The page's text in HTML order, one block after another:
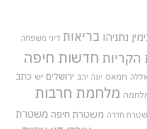
נתניהו בריאות דיני משפחה
חדשות חיפה
חמאס יונה יהב ירושלים יש כתב
מלחמת חרבות
חדרה משטרת חיפה משטרת